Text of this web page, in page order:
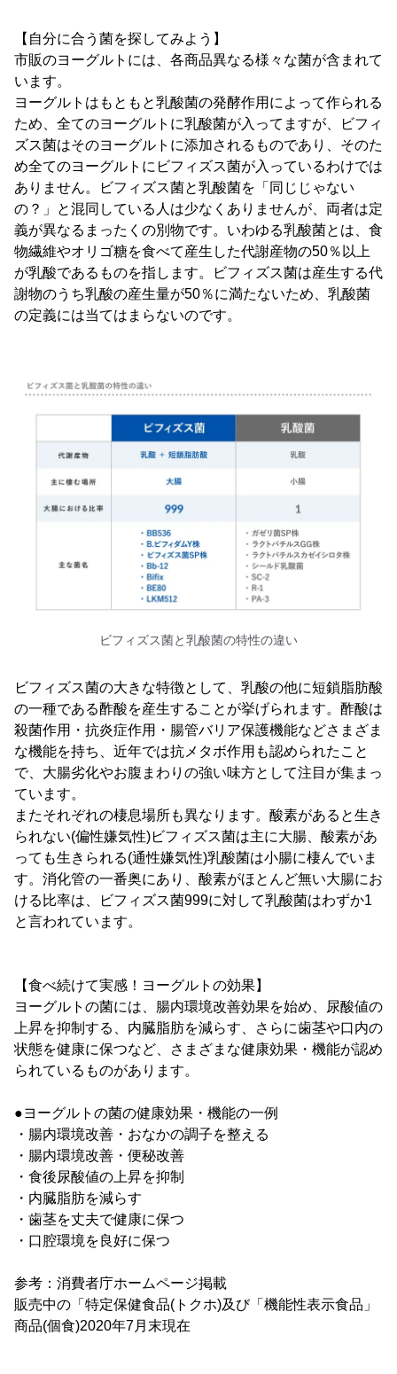
【自分に合う菌を探してみよう】
市販のヨーグルトには、各商品異なる様々な菌が含まれて
います。
ヨーグルトはもともと乳酸菌の発酵作用によって作られる
ため、全てのヨーグルトに乳酸菌が入ってますが、ビフィ
ズス菌はそのヨーグルトに添加されるものであり、そのた
め全てのヨーグルトにビフィズス菌が入っているわけでは
ありません。ビフィズス菌と乳酸菌を「同じじゃない
の？」と混同している人は少なくありませんが、両者は定
義が異なるまったくの別物です。いわゆる乳酸菌とは、食
物繊維やオリゴ糖を食べて産生した代謝産物の50％以上
が乳酸であるものを指します。ビフィズス菌は産生する代
謝物のうち乳酸の産生量が50％に満たないため、乳酸菌
の定義には当てはまらないのです。
ビフィズス菌と乳酸菌の特性の違い
ビフィズス菌の大きな特徴として、乳酸の他に短鎖脂肪酸
の一種である酢酸を産生することが挙げられます。酢酸は
殺菌作用・抗炎症作用・腸管バリア保護機能などさまざま
な機能を持ち、近年では抗メタボ作用も認められたこと
で、大腸劣化やお腹まわりの強い味方として注目が集まっ
ています。
またそれぞれの棲息場所も異なります。酸素があると生き
られない(偏性嫌気性)ビフィズス菌は主に大腸、酸素があ
っても生きられる(通性嫌気性)乳酸菌は小腸に棲んでいま
す。消化管の一番奥にあり、酸素がほとんど無い大腸にお
ける比率は、ビフィズス菌999に対して乳酸菌はわずか1
と言われています。
【食べ続けて実感！ヨーグルトの効果】
ヨーグルトの菌には、腸内環境改善効果を始め、尿酸値の
上昇を抑制する、内臓脂肪を減らす、さらに歯茎や口内の
状態を健康に保つなど、さまざまな健康効果・機能が認め
られているものがあります。
●ヨーグルトの菌の健康効果・機能の一例
・腸内環境改善・おなかの調子を整える
・腸内環境改善・便秘改善
・食後尿酸値の上昇を抑制
・内臓脂肪を減らす
・歯茎を丈夫で健康に保つ
・口腔環境を良好に保つ
参考：消費者庁ホームページ掲載
販売中の「特定保健食品(トクホ)及び「機能性表示食品」
商品(個食)2020年7月末現在